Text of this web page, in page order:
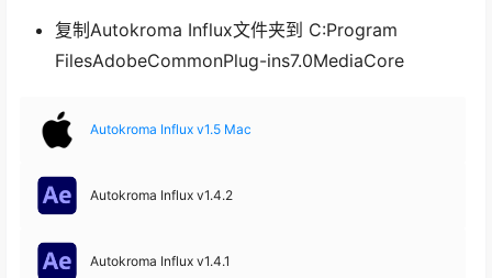
复制Autokroma Influx文件夹到 C:Program
FilesAdobeCommonPlug-ins7.0MediaCore
Autokroma Influx v1.5 Mac
Autokroma Influx v1.4.2
Autokroma Influx v1.4.1